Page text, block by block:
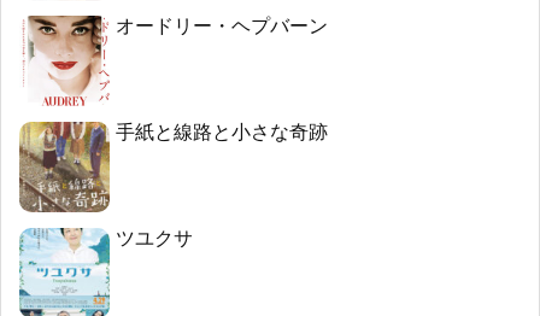
オードリー・ヘプバーン
手紙と線路と小さな奇跡
ツユクサ